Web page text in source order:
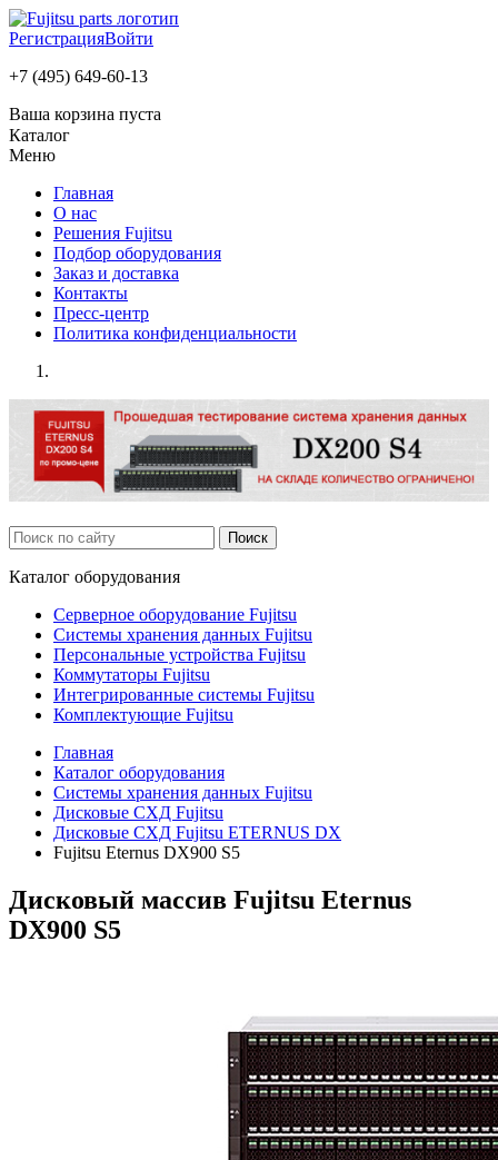
РегистрацияВойти
+7 (495) 649-60-13
Ваша корзина пуста
Каталог
Меню
Главная
О нас
Решения Fujitsu
Подбор оборудования
Заказ и доставка
Контакты
Пресс-центр
Политика конфиденциальности
Каталог оборудования
Серверное оборудование Fujitsu
Системы хранения данных Fujitsu
Персональные устройства Fujitsu
Коммутаторы Fujitsu
Интегрированные системы Fujitsu
Комплектующие Fujitsu
Главная
Каталог оборудования
Системы хранения данных Fujitsu
Дисковые СХД Fujitsu
Дисковые СХД Fujitsu ETERNUS DX
Fujitsu Eternus DX900 S5
Дисковый массив Fujitsu Eternus
DX900 S5